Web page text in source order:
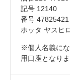
記号 12140
番号 47825421
ホッタ ヤスヒ
※個人名義に
用口座となりま